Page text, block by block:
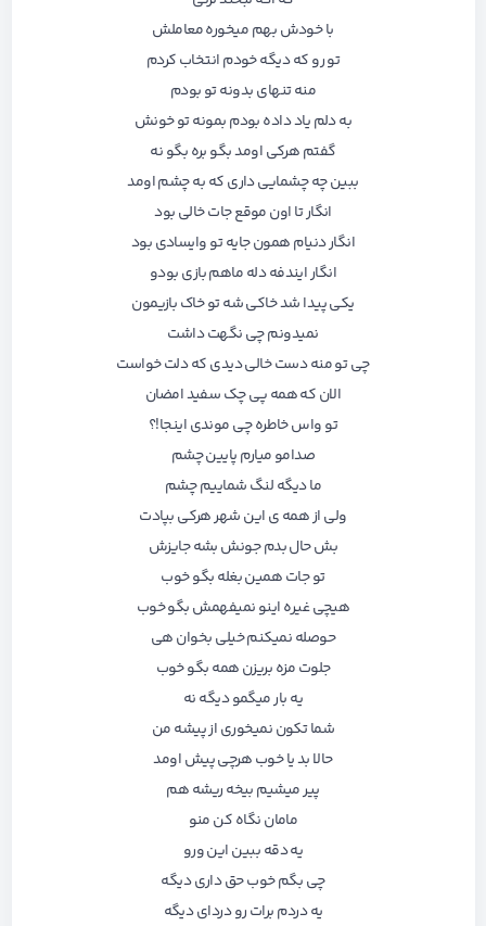
با خودش بهم میخوره معاملش
تو رو که دیگه خودم انتخاب کردم
منه تنهای بدونه تو بودم
به دلم یاد داده بودم بمونه تو خونش
گفتم هرکی اومد بگو بره بگو نه
ببین چه چشمایی داری که به چشم اومد
انگار تا اون موقع جات خالی بود
انگار دنیام همون جایه تو وایسادی بود
انگار ایندفه دله ماهم بازی بودو
یکی پیدا شد خاکی شه تو خاک بازیمون
نمیدونم چی نگهت داشت
چی تو منه دست خالی دیدی که دلت خواست
الان که همه پی چک سفید امضان
تو واس خاطره چی موندی اینجا!؟
صدامو میارم پایین چشم
ما دیگه لنگ شماییم چشم
ولی از همه ی این شهر هرکی بپادت
بش حال بدم جونش بشه جایزش
تو جات همین بغله بگو خوب
هیچی غیره اینو نمیفهمش بگو خوب
حوصله نمیکنم خیلی بخوان هی
جلوت مزه بریزن همه بگو خوب
یه بار میگمو دیگه نه
شما تکون نمیخوری از پیشه من
حالا بد یا خوب هرچی پیش اومد
پیر میشیم بیخه ریشه هم
مامان نگاه کن منو
یه دقه ببین این ورو
چی بگم خوب حق داری دیگه
یه دردم برات رو دردای دیگه